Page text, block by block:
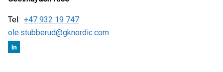
Tel: +47 932 19 747
ole.stubberud@gknordic.com